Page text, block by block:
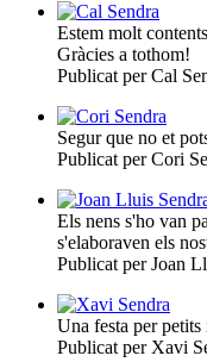
Estem molt
Gràcies a tothom!
Publicat per Cal
Segur que no et
Publicat per Cori
Els nens s'ho van
s'elaboraven els
Publicat per Joan
Una festa per petits
Publicat per Xavi